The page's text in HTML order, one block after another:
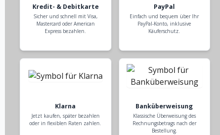
Kredit- & Debitkarte
Sicher und schnell mit Visa,
Mastercard oder American
Express bezahlen.
PayPal
Einfach und bequem über Ihr
PayPal-Konto, inklusive
Käuferschutz.
Klarna
Jetzt kaufen, später bezahlen
oder in flexiblen Raten zahlen.
Banküberweisung
Klassische Überweisung des
Rechnungsbetrags nach der
Bestellung.